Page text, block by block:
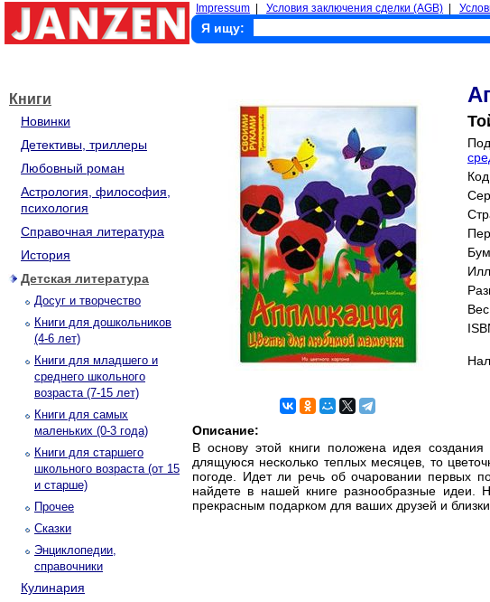
Impressum Условия заключения сделки (AGB)
Я ищу:
Книги
Новинки
Детективы, триллеры
Любовный роман
Астрология, философия,
психология
Справочная литература
История
Детская литература
Досуг и творчество
Книги для дошкольников
(4-6 лет)
Книги для младшего и
среднего школьного
возраста (7-15 лет)
Книги для самых
маленьких (0-3 года)
Книги для старшего
школьного возраста (от 15
и старше)
Прочее
Сказки
Энциклопедии,
справочники
Кулинария
Описание:
В основу этой книги положена идея
длящуюся несколько теплых месяцев, то
погоде. Идет ли речь об очаровании первых
найдете в нашей книге разнообразные идеи.
прекрасным подарком для ваших друзей и